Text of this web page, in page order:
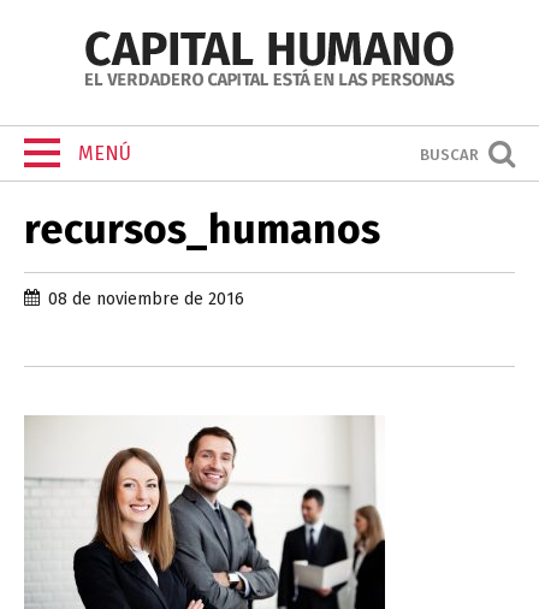
MENÚ BUSCAR
recursos_humanos
08 de noviembre de 2016